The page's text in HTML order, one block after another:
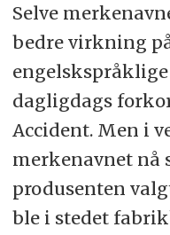
Selve
bedre virkning
dagligdags
Accident. Men i
merkenavnet nå
produsenten
ble i stedet